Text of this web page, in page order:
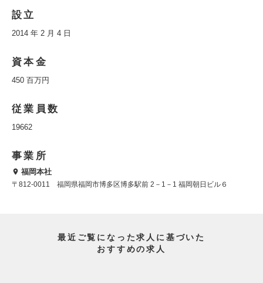
設立
2014 年 2 月 4 日
資本金
450 百万円
従業員数
19662
事業所
福岡本社
〒812-0011 福岡県福岡市博多区博多駅前 2－1－1 福岡朝日ビル６
最近ご覧になった求人に基づいた
おすすめの求人